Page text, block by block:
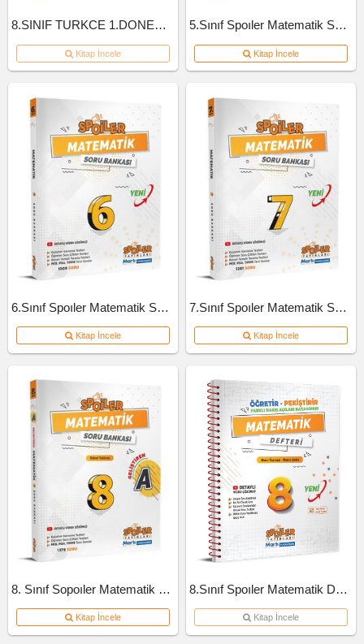
8.SINIF TURKCE 1.DONEM 10'LU BRANS DENEME
Kitap İncele
5.Sınıf Spoıler Matematik Soru Bankası 2023
Kitap İncele
6.Sınıf Spoıler Matematik Soru Bankası 2023
Kitap İncele
7.Sınıf Spoıler Matematik Soru Bankası
Kitap İncele
8. Sınıf Sopoıler Matematik Soru Bankası A Kitap 2023
Kitap İncele
8.Sınıf Spoıler Matematik Defteri
Kitap İncele